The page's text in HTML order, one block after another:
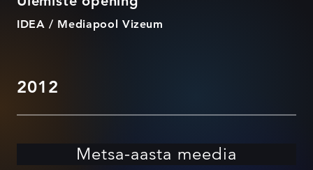
IDEA / Mediapool Vizeum
2012
Metsa-aasta meedia